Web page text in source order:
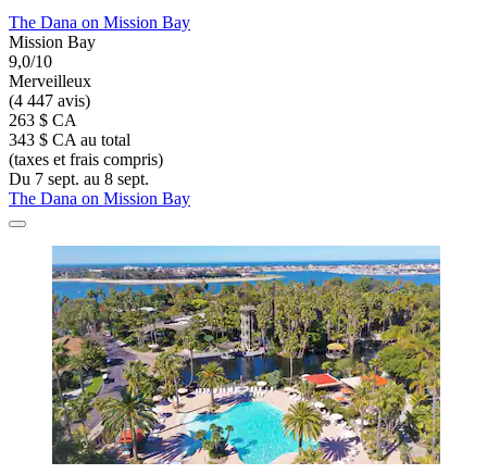
The Dana on Mission Bay
Mission Bay
9,0/10
Merveilleux
(4 447 avis)
263 $ CA
343 $ CA au total
(taxes et frais compris)
Du 7 sept. au 8 sept.
The Dana on Mission Bay